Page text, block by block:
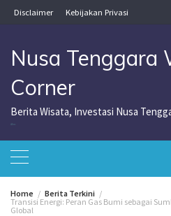
Skip
to
Disclaimer Kebijakan Privasi
Nusa Tenggara
Corner
Berita Wisata, Investasi Nusa
Home
Berita Terkini
Transisi Energi: Peran Gas Bumi sebagai
Global